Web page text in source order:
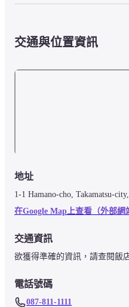
交通與位置資訊
地址
1-1 Hamano-cho, Takamatsu-
在Google Map上查看（外部網
交通資訊
欲獲得準確的資訊，請查閱飯
電話號碼
087-811-1111